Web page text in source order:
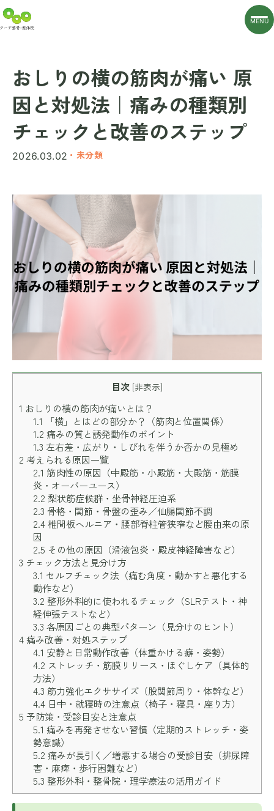
MENU
おしりの横の筋肉が痛い 原
因と対処法｜痛みの種類別
チェックと改善のステップ
2026.03.02 ・未分類
目次 [非表示]
1 おしりの横の筋肉が痛いとは？
1.1 「横」とはどの部分か？（筋肉と位置関係）
1.2 痛みの質と誘発動作のポイント
1.3 左右差・広がり・しびれを伴うか否かの見極め
2 考えられる原因一覧
2.1 筋肉性の原因（中殿筋・小殿筋・大殿筋・筋膜
炎・オーバーユース）
2.2 梨状筋症候群・坐骨神経圧迫系
2.3 骨格・関節・骨盤の歪み／仙腸関節不調
2.4椎間板ヘルニア・腰部脊柱管狭窄など腰由来の原
因
2.5 その他の原因（滑液包炎・殿皮神経障害など）
3 チェック方法と見分け方
3.1 セルフチェック法（痛む角度・動かすと悪化する
動作など）
3.2 整形外科的に使われるチェック（SLRテスト・神
経伸張テストなど）
3.3 各原因ごとの典型パターン（見分けのヒント）
4痛み改善・対処ステップ
4.1 安静と日常動作改善（体重かける癖・姿勢）
4.2 ストレッチ・筋膜リリース・ほぐしケア（具体的
方法）
4.3 筋力強化エクササイズ（股関節周り・体幹など）
4.4日中・就寝時の注意点（椅子・寝具・座り方）
5 予防策・受診目安と注意点
5.1 痛みを再発させない習慣（定期的ストレッチ・姿
勢意識）
5.2 痛みが長引く／増悪する場合の受診目安（排尿障
害・麻痺・歩行困難など）
5.3 整形外科・整骨院・理学療法の活用ガイド